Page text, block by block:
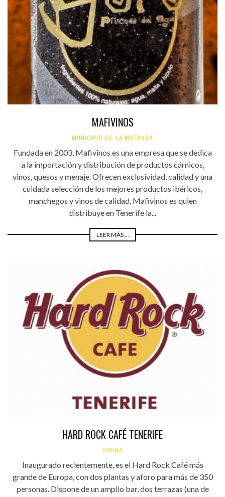
MAFIVINOS
MUNICIPIO DE LA MATANZA
Fundada en 2003, Mafivinos es una empresa que se dedica
a la importación y distribución de productos cárnicos,
vinos, quesos y menaje. Ofrecen exclusividad, calidad y una
cuidada selección de los mejores productos ibéricos,
manchegos y vinos de calidad. Mafivinos es quien
distribuye en Tenerife la...
LEER MÁS ...
HARD ROCK CAFÉ TENERIFE
ARONA
Inaugurado recientemente, es el Hard Rock Café más
grande de Europa, con dos plantas y aforo para más de 350
personas. Dispone de un amplio bar, dos terrazas (una de